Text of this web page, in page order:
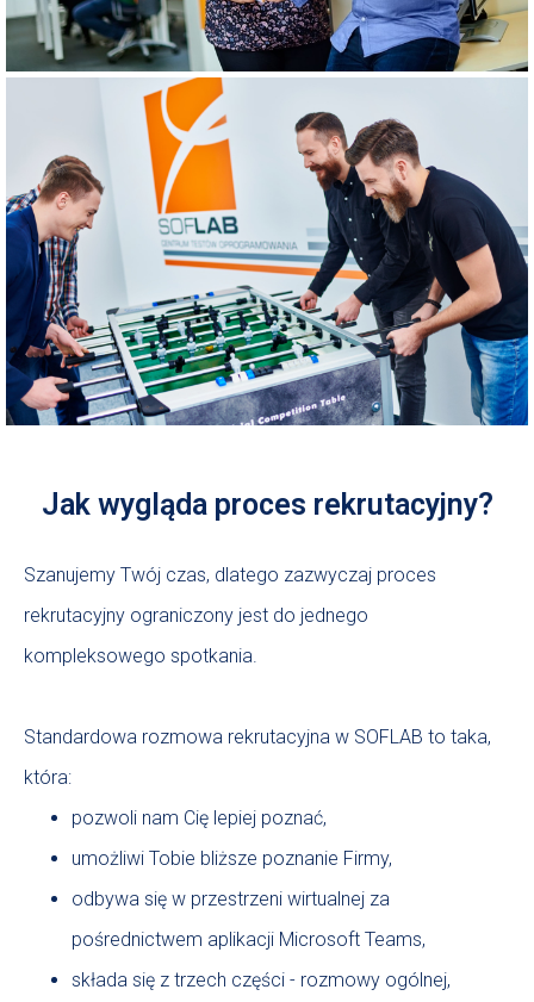
Jak wygląda proces rekrutacyjny?
Szanujemy Twój czas, dlatego zazwyczaj proces
rekrutacyjny ograniczony jest do jednego
kompleksowego spotkania.
Standardowa rozmowa rekrutacyjna w SOFLAB to taka,
która:
pozwoli nam Cię lepiej poznać,
umożliwi Tobie bliższe poznanie Firmy,
odbywa się w przestrzeni wirtualnej za
pośrednictwem aplikacji Microsoft Teams,
składa się z trzech części - rozmowy ogólnej,